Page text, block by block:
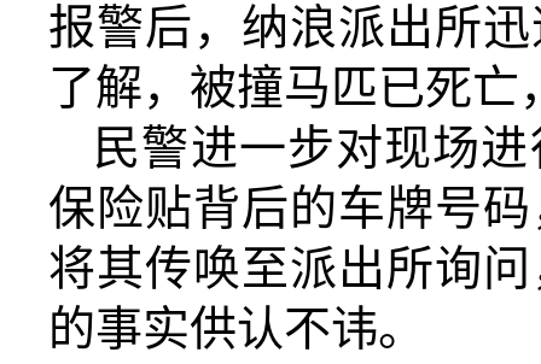
报警后，纳浪派出所
了解，被撞马匹已死
民警进一步对现场
保险贴背后的车牌号
将其传唤至派出所询
的事实供认不讳。